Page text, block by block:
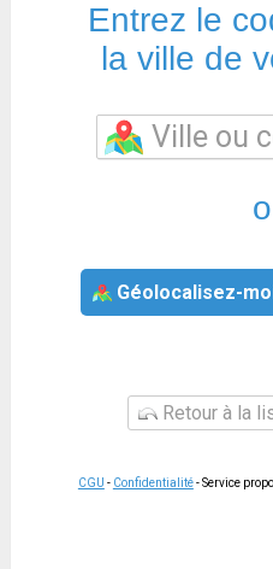
Entrez le
la ville de
Géolocalisez-
Retour à la
CGU - Confidentialité- Service